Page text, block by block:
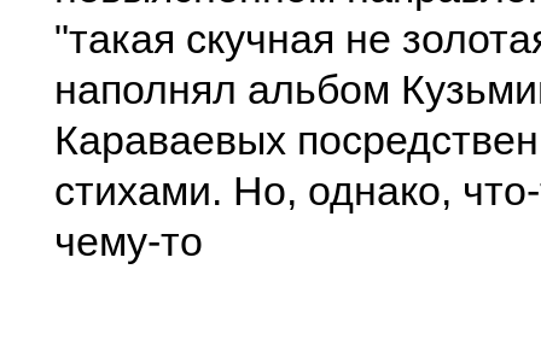
"такая скучная не
наполнял альбом
Караваевых
стихами. Но, однако,
чему-то